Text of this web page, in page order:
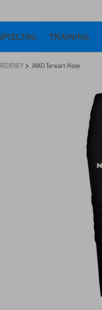
TRAINING
JAKO Torwart-Hose